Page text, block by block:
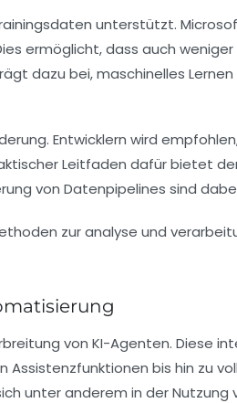
unterstützt.
ermöglicht, dass auch
dazu bei, maschinelles
Entwicklern wird
Leitfaden dafür bietet
von Datenpipelines sind
von KI-Agenten. Diese
bis hin zu
unter anderem in der